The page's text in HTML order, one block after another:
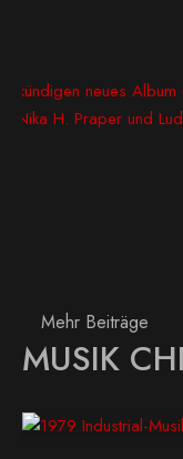
Mehr Beiträge
MUSIK